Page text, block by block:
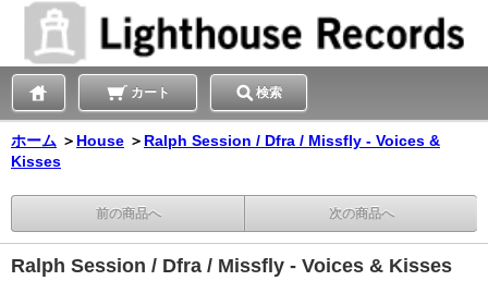
カート 検索
ホーム ＞ House ＞ Ralph Session / Dfra / Missfly - Voices &
Kisses
前の商品へ 次の商品へ
Ralph Session / Dfra / Missfly - Voices & Kisses